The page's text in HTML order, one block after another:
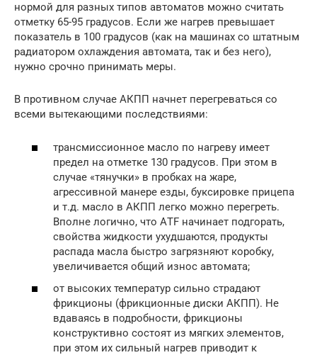
нормой для разных типов автоматов можно считать
отметку 65-95 градусов. Если же нагрев превышает
показатель в 100 градусов (как на машинах со штатным
радиатором охлаждения автомата, так и без него),
нужно срочно принимать меры.
В противном случае АКПП начнет перегреваться со
всеми вытекающими последствиями:
трансмиссионное масло по нагреву имеет
предел на отметке 130 градусов. При этом в
случае «тянучки» в пробках на жаре,
агрессивной манере езды, буксировке прицепа
и т.д. масло в АКПП легко можно перегреть.
Вполне логично, что АTF начинает подгорать,
свойства жидкости ухудшаются, продукты
распада масла быстро загрязняют коробку,
увеличивается общий износ автомата;
от высоких температур сильно страдают
фрикционы (фрикционные диски АКПП). Не
вдаваясь в подробности, фрикционы
конструктивно состоят из мягких элементов,
при этом их сильный нагрев приводит к